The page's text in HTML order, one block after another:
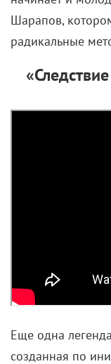
Шарапов,
радикальные
Еще одна
созданная по